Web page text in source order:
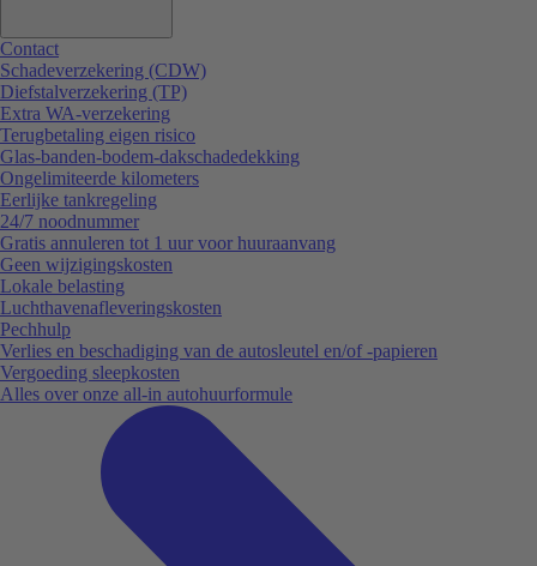
Contact
Schadeverzekering (CDW)
Diefstalverzekering (TP)
Extra WA-verzekering
Terugbetaling eigen risico
Glas-banden-bodem-dakschadedekking
Ongelimiteerde kilometers
Eerlijke tankregeling
24/7 noodnummer
Gratis annuleren tot 1 uur voor huuraanvang
Geen wijzigingskosten
Lokale belasting
Luchthavenafleveringskosten
Pechhulp
Verlies en beschadiging van de autosleutel en/of -papieren
Vergoeding sleepkosten
Alles over onze all-in autohuurformule